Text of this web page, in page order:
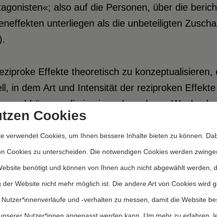
also auf die Personen, über die
unterliegen als die unbeteiligten
Effekte theoretisch zu
in dem Art und Intensität der reziproken
abhängen, die in einem komplexen
der Protagonisten auf die
Ausgangspunkt für erneute
voneinander zu trennen sind, unterscheidet
analytisch zwischen Ursachen
Als Ausgangspunkt des Modells wählt
dies mit dem Verweis auf eine
Cookies
verwendet Cookies, um Ihnen bessere Inhalte bieten zu können.
Cookies zu unterscheiden. Die notwendigen Cookies werden
benötigt und können von Ihnen auch nicht abgewählt werden,
der Website nicht mehr möglich ist. Die andere Art von Cookies wird
und -verhalten zu messen, damit die Website